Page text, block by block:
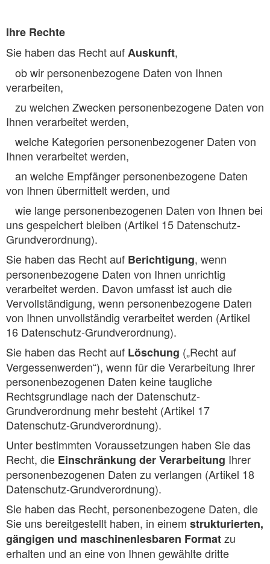
Ihre Rechte
Sie haben das Recht aufAuskunft,
­ ob wir personenbezogene Daten von Ihnen
verarbeiten,
­ zu welchen Zwecken personenbezogene Daten von
Ihnen verarbeitet werden,
­ welche Kategorien personenbezogener Daten von
Ihnen verarbeitet werden,
­ an welche Empfänger personenbezogene Daten
von Ihnen übermittelt werden, und
­ wie lange personenbezogenen Daten von Ihnen bei
uns gespeichert bleiben (Artikel 15 Datenschutz-
Grundverordnung).
Sie haben das Recht auf Berichtigung, wenn
personenbezogene Daten von Ihnen unrichtig
verarbeitet werden. Davon umfasst ist auch die
Vervollständigung, wenn personenbezogene Daten
von Ihnen unvollständig verarbeitet werden (Artikel
16 Datenschutz-Grundverordnung).
Sie haben das Recht auf Löschung („Recht auf
Vergessenwerden“), wenn für die Verarbeitung Ihrer
personenbezogenen Daten keine taugliche
Rechtsgrundlage nach der Datenschutz-
Grundverordnung mehr besteht (Artikel 17
Datenschutz-Grundverordnung).
Unter bestimmten Voraussetzungen haben Sie das
Recht, die Einschränkung der Verarbeitung Ihrer
personenbezogenen Daten zu verlangen (Artikel 18
Datenschutz-Grundverordnung).
Sie haben das Recht, personenbezogene Daten, die
Sie uns bereitgestellt haben, in einem strukturierten,
gängigen und maschinenlesbaren Formatzu
erhalten und an eine von Ihnen gewählte dritte